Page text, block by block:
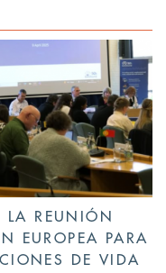
LA REUNIÓN
EUROPEA PARA
DE VIDA